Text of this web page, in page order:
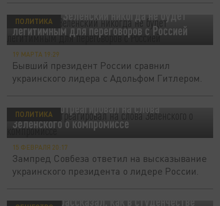
Медведев: Зеленский никогда не будет
легитимным для переговоров с Россией
ПОЛИТИКА
19 МАРТА 19:29
Бывший президент России сравнил
украинского лидера с Адольфом Гитлером.
Медведев отреагировал на слова
Зеленского о компромиссе
ПОЛИТИКА
15 ФЕВРАЛЯ 20:17
Зампред Совбеза ответил на высказывание
украинского президента о лидере России.
Медведев рассказал, как в студенчестве